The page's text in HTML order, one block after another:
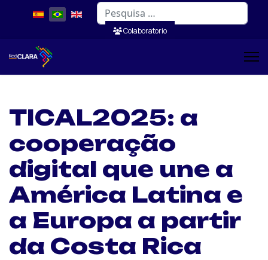
Pesquisar
Colaboratorio
TICAL2025: a
cooperação
digital que une a
América Latina e
a Europa a partir
da Costa Rica